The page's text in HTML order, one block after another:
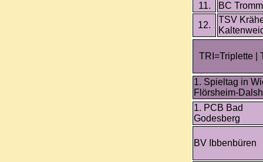
11.
BC
12.
TSV
TRI=Triplette |
1. Spieltag in
Flörsheim-
1. PCB Bad
Godesberg
BV Ibbenbüren